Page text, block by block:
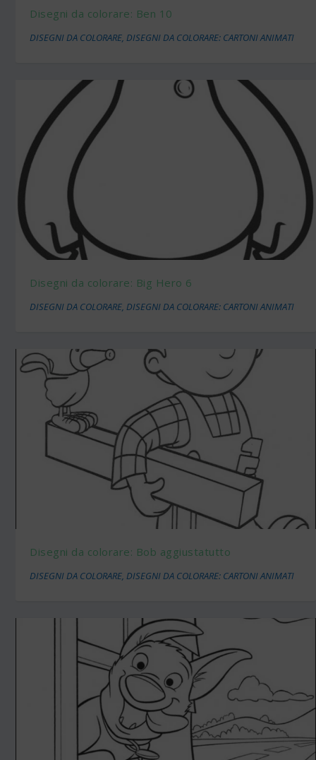
Disegni da colorare: Ben 10
DISEGNI DA COLORARE,DISEGNI DA COLORARE: CARTONI ANIMATI
Disegni da colorare: Big Hero 6
DISEGNI DA COLORARE,DISEGNI DA COLORARE: CARTONI ANIMATI
Disegni da colorare: Bob aggiustatutto
DISEGNI DA COLORARE,DISEGNI DA COLORARE: CARTONI ANIMATI